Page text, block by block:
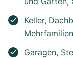
Keller,
Garagen,